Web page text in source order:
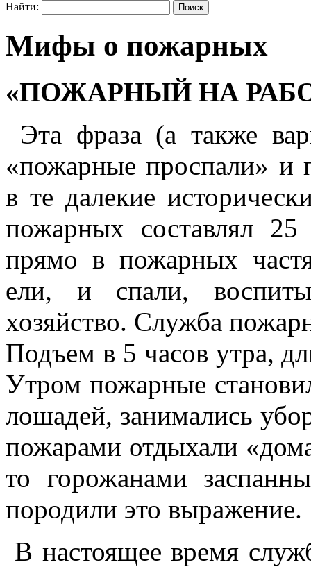
Найти:
Мифы о пожарных
«ПОЖАРНЫЙ НА
Эта фраза (а также
«пожарные проспали» и
в те далекие
пожарных составлял
прямо в пожарных
ели, и спали,
хозяйство. Служба
Подъем в 5 часов утра,
Утром пожарные
лошадей, занимались
пожарами отдыхали
то горожанами
породили это выражение.
В настоящее время